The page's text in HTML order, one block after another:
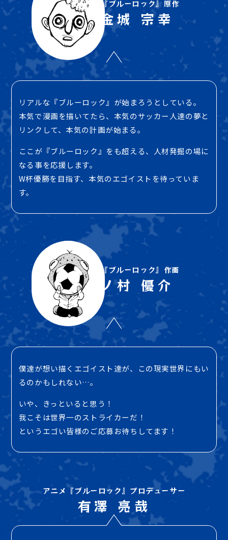
リアルな『ブルーロック』が始まろうとしている。
本気で漫画を描いてたら、本気のサッカー人達の夢と
リンクして、本気の計画が始まる。
ここが『ブルーロック』をも超える、人材発掘の場に
なる事を応援します。
W杯優勝を目指す、本気のエゴイストを待っていま
す。
『ブルーロック』原作
金城 宗幸
僕達が想い描くエゴイスト達が、この現実世界にもい
るのかもしれない…。
いや、きっといると思う！
我こそは世界一のストライカーだ！
というエゴい皆様のご応募お待ちしてます！
『ブルーロック』 作画
ノ村 優介
アニメ『ブルーロック』 プロデューサー
有澤 亮哉